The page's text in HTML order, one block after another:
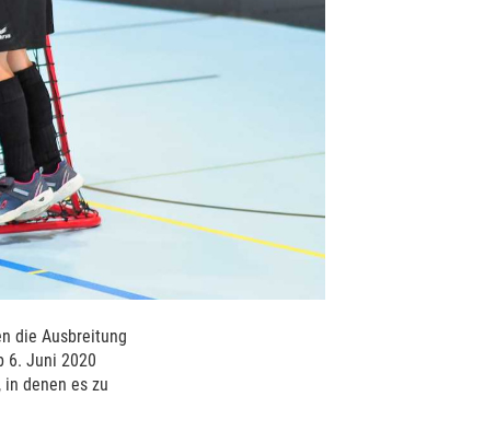
die Ausbreitung
6. Juni 2020
denen es zu